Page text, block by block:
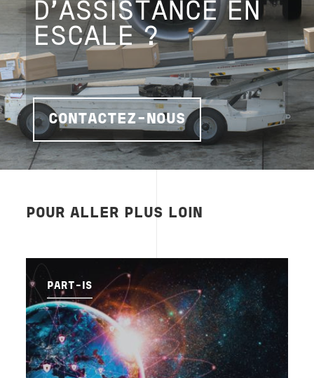
D’ASSISTANCE EN
ESCALE ?
CONTACTEZ-NOUS
POUR ALLER PLUS LOIN
PART-IS